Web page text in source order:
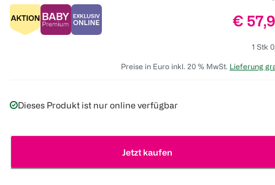
Preis:
€
1 Stk
Preise in Euro inkl. 20 % MwSt. Lieferung
Dieses Produkt ist nur online verfügbar
Jetzt kaufen